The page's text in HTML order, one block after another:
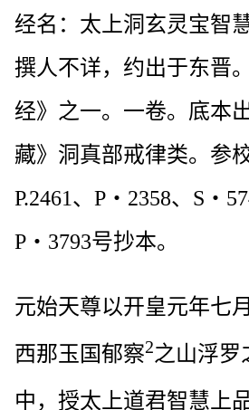
经名：太上洞玄灵宝智
撰人不详，约出于东晋
经》之一。一卷。底本
藏》洞真部戒律类。参
P.2461、P・2358、S・
P・3793号抄本。
元始天尊以开皇元年七
西那玉国郁察2之山浮罗
中，授太上道君智慧上